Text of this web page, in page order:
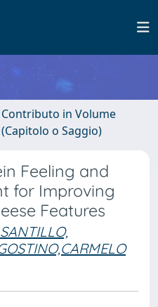
in Volume
o Saggio)
Feeling and
for Improving
Features
SANTILLO,